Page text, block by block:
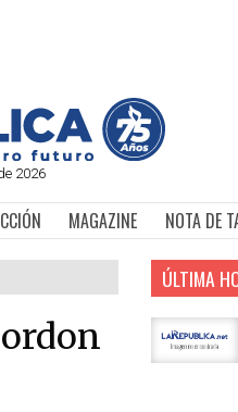
2026
MAGAZINE NOTA DE
ÚLTIMA